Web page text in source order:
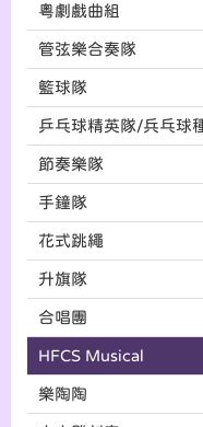
粵劇戲曲組
管弦樂合奏隊
籃球隊
乒乓球精英隊/兵乓球
節奏樂隊
手鐘隊
花式跳繩
升旗隊
合唱團
HFCS Musical
樂陶陶